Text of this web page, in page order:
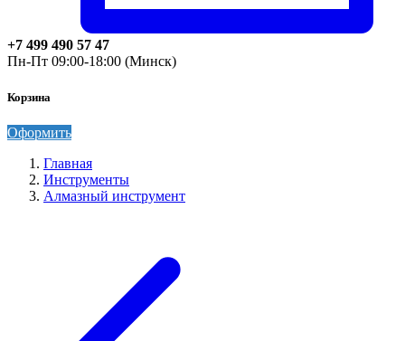
+7 499 490 57 47
Пн-Пт 09:00-18:00 (Минск)
Корзина
Оформить
Главная
Инструменты
Алмазный инструмент